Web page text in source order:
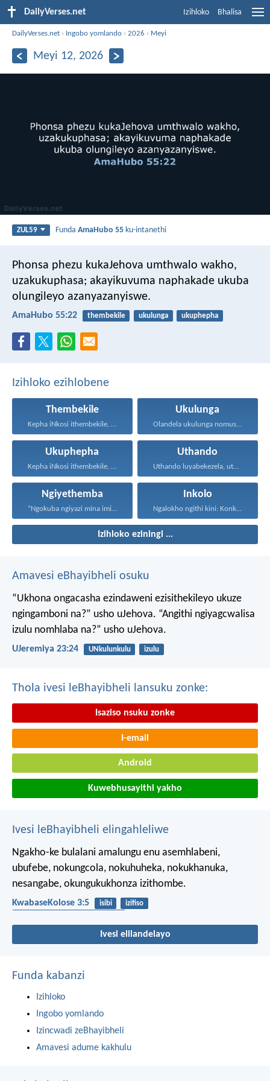
DailyVerses.net Izihloko Bhalisa
DailyVerses.net › Ingobo yomlando ›2026 › Meyi
Meyi 12, 2026
ZUL59 FundaAmaHubo 55 ku-intanethi
Phonsa phezu kukaJehova umthwalo wakho,
uzakukuphasa; akayikuvuma naphakade ukuba
olungileyo azanyazanyiswe.
AmaHubo 55:22 thembekile ukulunga ukuphepha
Izihloko ezihlobene
Thembekile
Kepha iNkosi ithembekile, eyakuniqinisa...
Ukulunga
Olandela ukulunga nomusa uyafumana...
Ukuphepha
Kepha iNkosi ithembekile, eyakuniqinisa...
Uthando
Uthando luyabekezela, uthando lumnene...
Ngiyethemba
“Ngokuba ngiyazi mina imicabango...
Inkolo
Ngalokho ngithi kini: Konke...
Izihloko eziningi ...
Amavesi eBhayibheli osuku
“Ukhona ongacasha ezindaweni ezisithekileyo ukuze
ngingamboni na?” usho uJehova. “Angithi ngiyagcwalisa
izulu nomhlaba na?” usho uJehova.
UJeremiya 23:24 UNkulunkulu izulu
Thola ivesi leBhayibheli lansuku zonke:
Isaziso nsuku zonke
I-email
Android
Kuwebhusayithi yakho
Ivesi leBhayibheli elingahleliwe
Ngakho-ke bulalani amalungu enu asemhlabeni,
ubufebe, nokungcola, nokuhuheka, nokukhanuka,
nesangabe, okungukukhonza izithombe.
KwabaseKolose 3:5 isibi
izifiso
Ivesi elilandelayo
Funda kabanzi
Izihloko
Ingobo yomlando
Izincwadi zeBhayibheli
Amavesi adume kakhulu